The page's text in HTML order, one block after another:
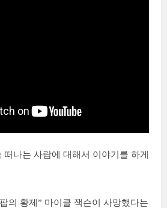
나는 사람에 대해서 이야기를 하게
의 황제” 마이클 잭슨이 사망했다는